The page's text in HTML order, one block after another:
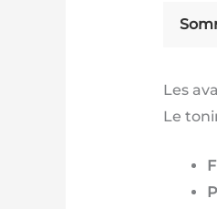
Les
Le